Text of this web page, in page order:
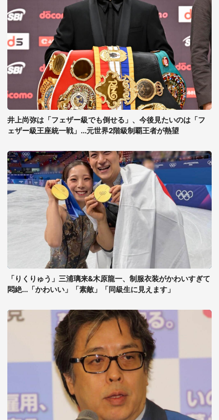
井上尚弥は「フェザー級でも倒せる」、今後見たいのは「フ
ェザー級王座統一戦」...元世界2階級制覇王者が熱望
「りくりゅう」三浦璃来&木原龍一、制服衣装がかわいすぎて
悶絶...「かわいい」「素敵」「同級生に見えます」